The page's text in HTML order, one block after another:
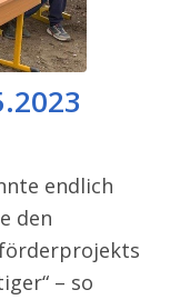
endlich
den
– so